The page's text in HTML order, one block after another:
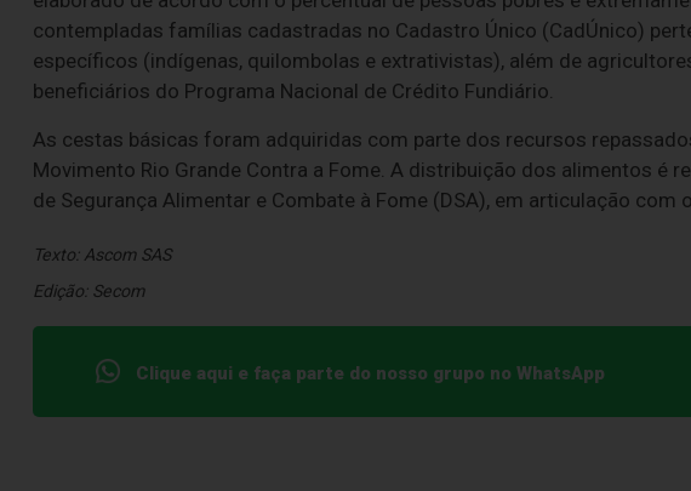
contempladas famílias cadastradas no Cadastro Único (CadÚnico)
específicos (indígenas, quilombolas e extrativistas), além de
beneficiários do Programa Nacional de Crédito Fundiário.
As cestas básicas foram adquiridas com parte dos recursos
Movimento Rio Grande Contra a Fome. A distribuição dos alimentos é
de Segurança Alimentar e Combate à Fome (DSA), em articulação com
Texto: Ascom SAS
Edição: Secom
Clique aqui e faça parte do nosso grupo no WhatsApp